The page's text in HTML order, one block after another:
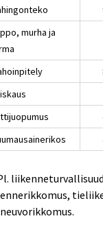
murha ja